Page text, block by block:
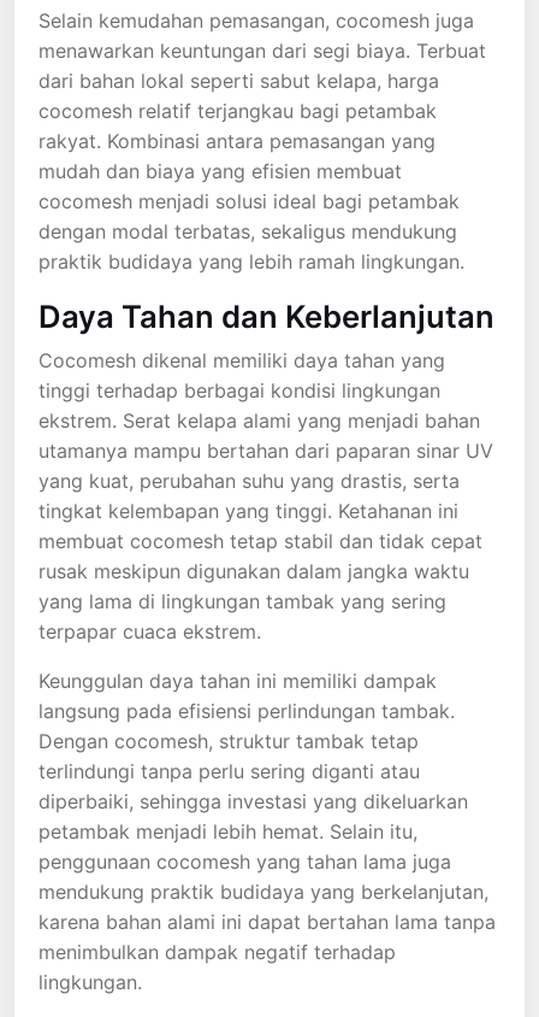
Selain kemudahan pemasangan, cocomesh juga
menawarkan keuntungan dari segi biaya. Terbuat
dari bahan lokal seperti sabut kelapa, harga
cocomesh relatif terjangkau bagi petambak
rakyat. Kombinasi antara pemasangan yang
mudah dan biaya yang efisien membuat
cocomesh menjadi solusi ideal bagi petambak
dengan modal terbatas, sekaligus mendukung
praktik budidaya yang lebih ramah lingkungan.
Daya Tahan dan Keberlanjutan
Cocomesh dikenal memiliki daya tahan yang
tinggi terhadap berbagai kondisi lingkungan
ekstrem. Serat kelapa alami yang menjadi bahan
utamanya mampu bertahan dari paparan sinar UV
yang kuat, perubahan suhu yang drastis, serta
tingkat kelembapan yang tinggi. Ketahanan ini
membuat cocomesh tetap stabil dan tidak cepat
rusak meskipun digunakan dalam jangka waktu
yang lama di lingkungan tambak yang sering
terpapar cuaca ekstrem.
Keunggulan daya tahan ini memiliki dampak
langsung pada efisiensi perlindungan tambak.
Dengan cocomesh, struktur tambak tetap
terlindungi tanpa perlu sering diganti atau
diperbaiki, sehingga investasi yang dikeluarkan
petambak menjadi lebih hemat. Selain itu,
penggunaan cocomesh yang tahan lama juga
mendukung praktik budidaya yang berkelanjutan,
karena bahan alami ini dapat bertahan lama tanpa
menimbulkan dampak negatif terhadap
lingkungan.